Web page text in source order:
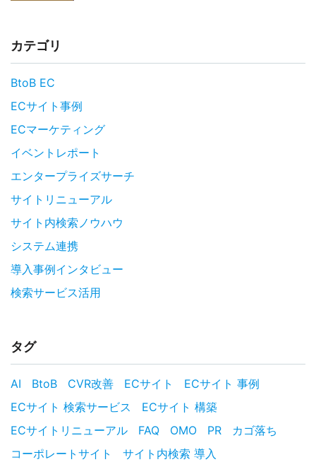
カテゴリ
BtoB EC
ECサイト事例
ECマーケティング
イベントレポート
エンタープライズサーチ
サイトリニューアル
サイト内検索ノウハウ
システム連携
導入事例インタビュー
検索サービス活用
タグ
AI BtoB CVR改善 ECサイト
ECサイト 事例
ECサイト 検索サービス
ECサイト 構築
ECサイトリニューアル
FAQ OMO PR
カゴ落ち
コーポレートサイト
サイト内検索 導入